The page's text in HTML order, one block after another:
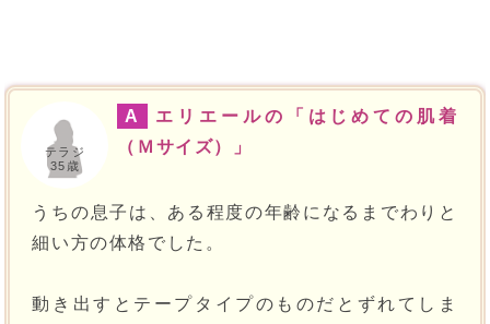
テラジ
35歳
A
エリエールの「はじめての肌着
（Ｍサイズ）」
うちの息子は、ある程度の年齢になるまでわりと
細い方の体格でした。
動き出すとテープタイプのものだとずれてしま